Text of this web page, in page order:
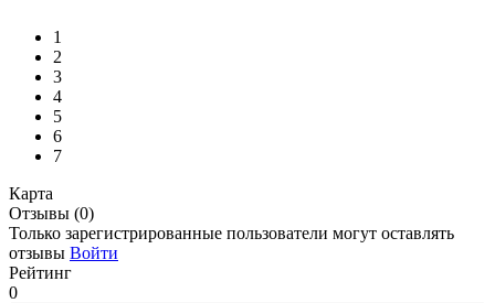
1
2
3
4
5
6
7
Карта
Отзывы (0)
Только зарегистрированные пользователи могут оставлять
отзывы Войти
Рейтинг
0